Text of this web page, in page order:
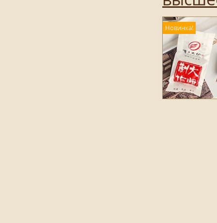
Новинка!